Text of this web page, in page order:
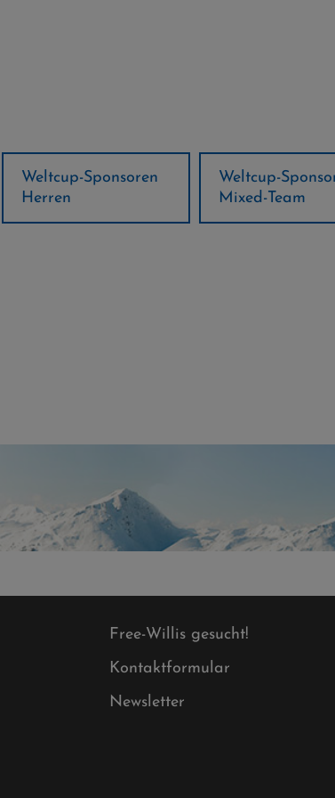
Weltcup-Sponsoren
Mixed-Team
Regions-Partner
Free-Willis gesucht!
Kontaktformular
Newsletter